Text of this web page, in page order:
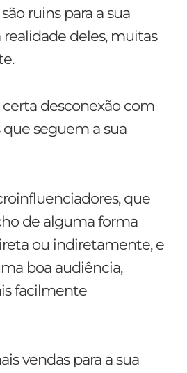
ruins para a sua
deles, muitas
certa desconexão com
que seguem a sua
que
de alguma forma
ou indiretamente, e
boa audiência,
facilmente
vendas para a sua